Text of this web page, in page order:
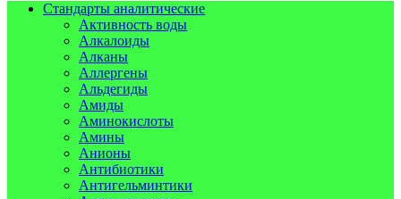
Стандарты аналитические
Активность воды
Алкалоиды
Алканы
Аллергены
Альдегиды
Амиды
Аминокислоты
Амины
Анионы
Антибиотики
Антигельминтики